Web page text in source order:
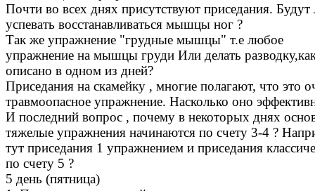
Почти во всех днях присутствуют приседания. Будут
успевать восстанавливаться мышцы ног ?
Так же упражнение "грудные мышцы" т.е любое
упражнение на мышцы груди Или делать
описано в одном из дней?
Приседания на скамейку , многие полагают, что это
травмоопасное упражнение. Насколько оно
И последний вопрос , почему в некоторых днях
тяжелые упражнения начинаются по счету 3-4 ?
тут приседания 1 упражнением и приседания
по счету 5 ?
5 день (пятница)